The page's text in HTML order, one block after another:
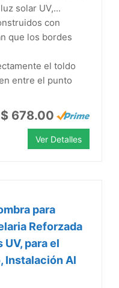
solar UV,...
con
que los bordes
el toldo
entre el punto
$ 678.00
Ver Detalles
para
Reforzada
UV, para el
Instalación Al